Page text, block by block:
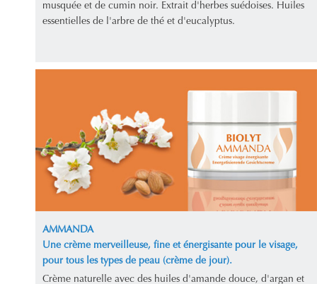
musquée et de cumin noir. Extrait d'herbes suédoises. Huiles
essentielles de l'arbre de thé et d'eucalyptus.
AMMANDA
Une crème merveilleuse, fine et énergisante pour le visage,
pour tous les types de peau (crème de jour).
Crème naturelle avec des huiles d'amande douce, d'argan et